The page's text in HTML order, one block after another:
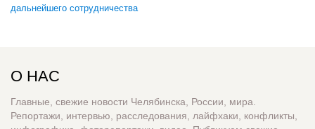
дальнейшего сотрудничества
О НАС
Главные, свежие новости Челябинска, России, мира.
Репортажи, интервью, расследования, лайфхаки, конфликты,